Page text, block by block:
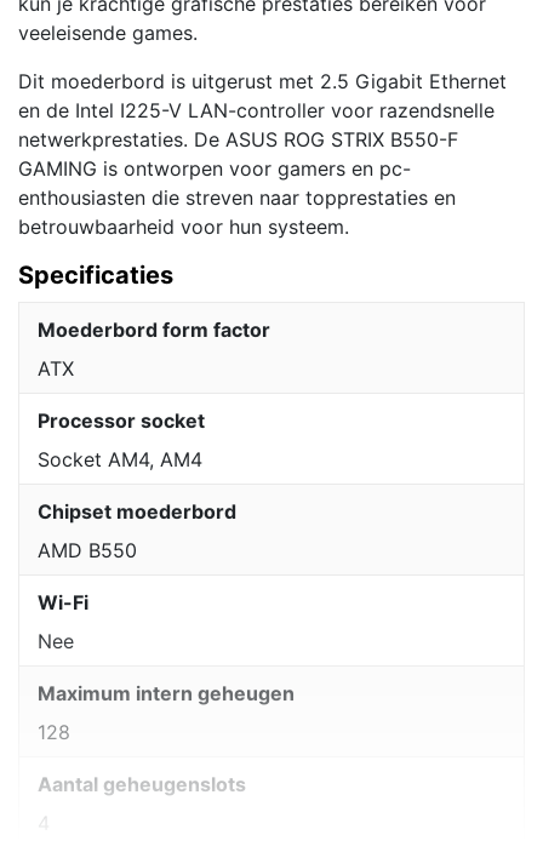
veeleisende games.
Dit moederbord is uitgerust met 2.5 Gigabit Ethernet
en de Intel I225-V LAN-controller voor razendsnelle
netwerkprestaties. De ASUS ROG STRIX B550-F
GAMING is ontworpen voor gamers en pc-
enthousiasten die streven naar topprestaties en
betrouwbaarheid voor hun systeem.
Specificaties
Moederbord form factor
ATX
Processor socket
Socket AM4, AM4
Chipset moederbord
AMD B550
Wi-Fi
Nee
Maximum intern geheugen
128
Aantal geheugenslots
4